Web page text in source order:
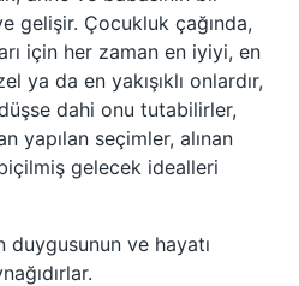
gelişir. Çocukluk çağında,
için her zaman en iyiyi, en
ya da en yakışıklı onlardır,
dahi onu tutabilirler,
yapılan seçimler, alınan
gelecek idealleri
ve hayatı